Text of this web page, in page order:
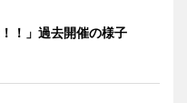
！」過去開催の様子